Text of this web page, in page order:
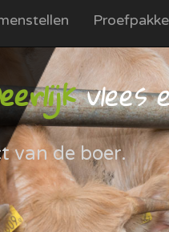
vlees
van de boer.